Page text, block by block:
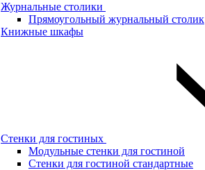
Журнальные столики
Прямоугольный журнальный столик
Книжные шкафы
Стенки для гостиных
Модульные стенки для гостиной
Стенки для гостиной стандартные